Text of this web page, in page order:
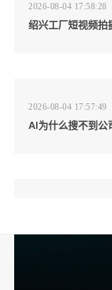
2026-08-04 17:58:28
绍兴工厂短视频拍
2026-08-04 17:57:49
AI为什么搜不到公